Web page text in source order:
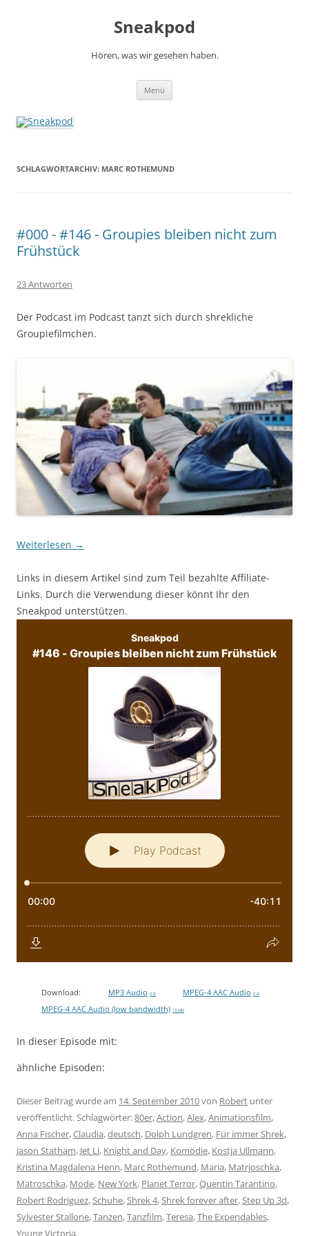
Sneakpod
Hören, was wir gesehen haben.
Menü
SCHLAGWORTARCHIV: MARC ROTHEMUND
#000 - #146 - Groupies bleiben nicht zum
Frühstück
23 Antworten
Der Podcast im Podcast tanzt sich durch shrekliche
Groupiefilmchen.
Weiterlesen →
Links in diesem Artikel sind zum Teil bezahlte Affiliate-
Links. Durch die Verwendung dieser könnt Ihr den
Sneakpod unterstützen.
Download: MP3 Audio 0 B MPEG-4 AAC Audio 0 B
MPEG-4 AAC Audio (low bandwidth) 13 MB
In dieser Episode mit:
ähnliche Episoden:
Dieser Beitrag wurde am 14. September 2010von Robert unter
veröffentlicht. Schlagwörter:80er,Action,Alex,Animationsfilm,
Anna Fischer,Claudia,deutsch, Dolph Lundgren, Für immer Shrek,
Jason Statham, Jet Li, Knight and Day, Komödie, Kostja Ullmann,
Kristina Magdalena Henn, Marc Rothemund, Maria, Matrjoschka,
Matroschka, Mode, New York, Planet Terror,Quentin Tarantino,
Robert Rodriguez,Schuhe,Shrek 4,Shrek forever after,Step Up 3d,
Sylvester Stallone,Tanzen,Tanzfilm,Teresa,The Expendables,
Young Victoria.